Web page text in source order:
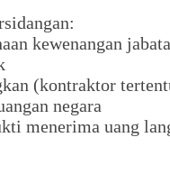
kewenangan
(kontraktor
negara
menerima uang